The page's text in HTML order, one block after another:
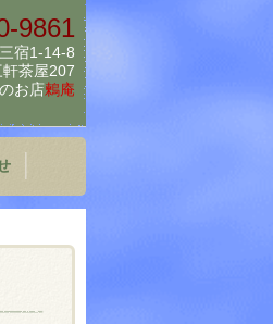
9861
宿1-14-8
茶屋207
お店鶫庵